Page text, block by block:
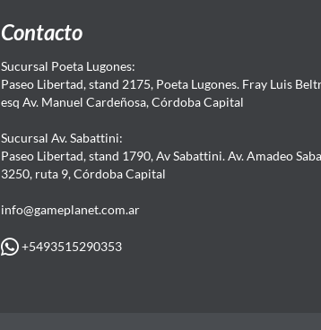
Contacto
Sucursal Poeta Lugones:
Paseo Libertad, stand 2175, Poeta Lugones. Fray Luis
esq Av. Manuel Cardeñosa, Córdoba Capital
Sucursal Av. Sabattini:
Paseo Libertad, stand 1790, Av Sabattini. Av. Amadeo
3250, ruta 9, Córdoba Capital
info@gameplanet.com.ar
+5493515290353